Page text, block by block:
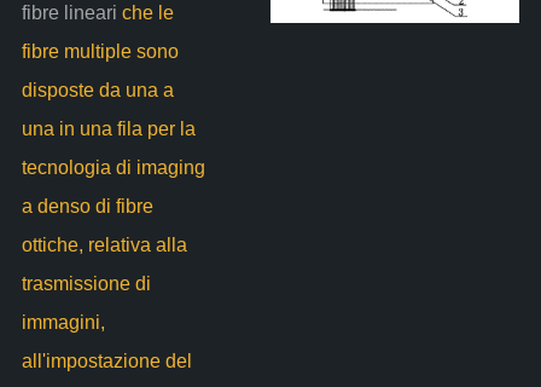
fibre lineari che le
fibre multiple sono
disposte da una a
una in una fila per la
tecnologia di imaging
a denso di fibre
ottiche, relativa alla
trasmissione di
immagini,
all'impostazione del